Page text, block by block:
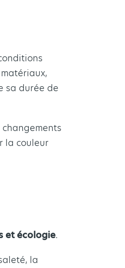
sa durée de
la couleur
et écologie.
la